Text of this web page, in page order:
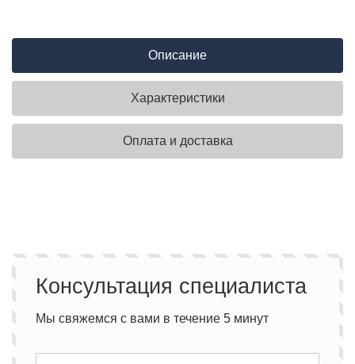
Описание
Характеристики
Оплата и доставка
Консультация специалиста
Мы свяжемся с вами в течение 5 минут